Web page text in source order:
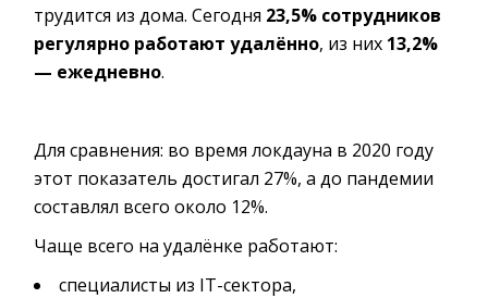
трудится из дома. Сегодня 23,5% сотрудников
регулярно работают удалённо, из них 13,2%
— ежедневно.
Для сравнения: во время локдауна в 2020 году
этот показатель достигал 27%, а до пандемии
составлял всего около 12%.
Чаще всего на удалёнке работают:
специалисты из IT-сектора,